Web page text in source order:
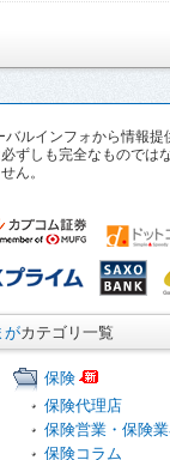
ルインフォから情報
ずしも完全なもので
ん。
がカテゴリ一覧
保険
保険代理店
保険営業・保険
保険コラム